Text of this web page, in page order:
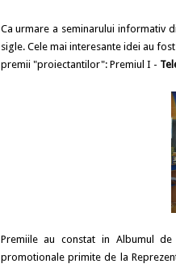
Ca urmare a seminarului informativ
sigle. Cele mai interesante idei au
premii "proiectantilor": Premiul I -
Premiile au constat in Albumul
promotionale primite de la